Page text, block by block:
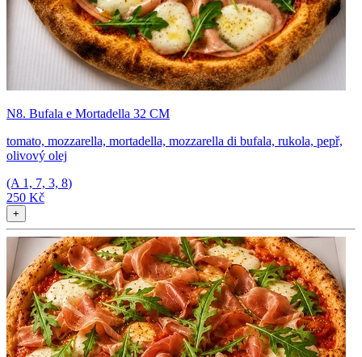
N8. Bufala e Mortadella 32 CM
tomato, mozzarella, mortadella, mozzarella di bufala, rukola, pepř,
olivový olej
(A 1, 7, 3, 8)
250 Kč
+